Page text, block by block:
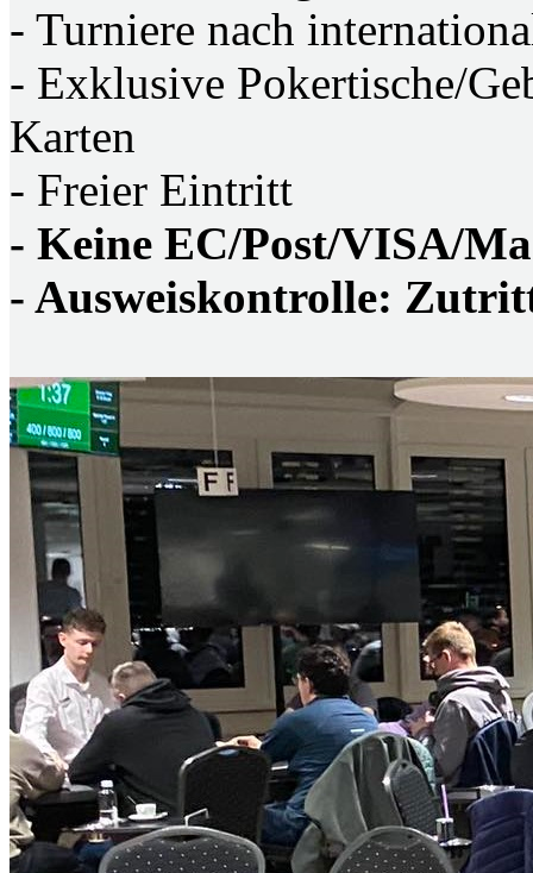
- Turniere nach
- Exklusive Pokertische/
Karten
- Freier Eintritt
- Keine EC/Post/VISA/
- Ausweiskontrolle: